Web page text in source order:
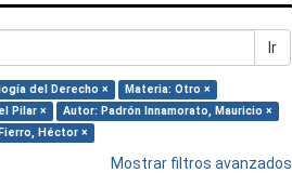
Ir
del Derecho ×
Materia: Otro ×
Pilar ×
Autor: Padrón Innamorato, Mauricio ×
Héctor ×
Mostrar filtros avanzados